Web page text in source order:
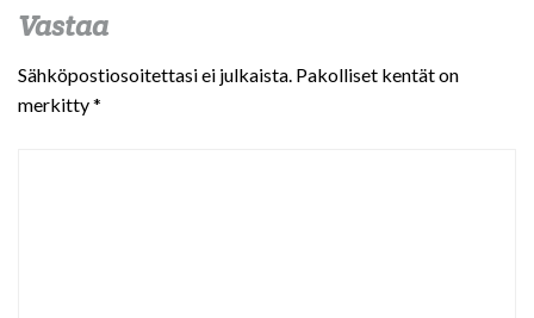
Vastaa
Sähköpostiosoitettasi ei julkaista. Pakolliset kentät on
merkitty*